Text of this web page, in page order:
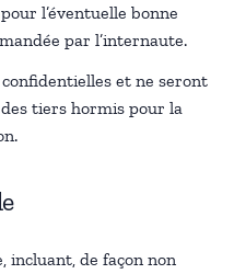
l’éventuelle bonne
par l’internaute.
et ne seront
tiers hormis pour la
incluant, de façon non